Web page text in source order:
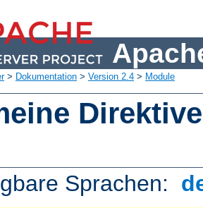
> Dokumentation > Version 2.4 > Module
Sprachen: